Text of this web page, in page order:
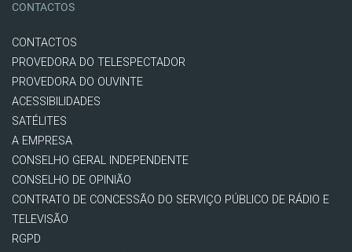
CONTACTOS
CONTACTOS
PROVEDORA DO TELESPECTADOR
PROVEDORA DO OUVINTE
ACESSIBILIDADES
SATÉLITES
A EMPRESA
CONSELHO GERAL INDEPENDENTE
CONSELHO DE OPINIÃO
CONTRATO DE CONCESSÃO DO SERVIÇO PÚBLICO DE RÁDIO E
TELEVISÃO
RGPD